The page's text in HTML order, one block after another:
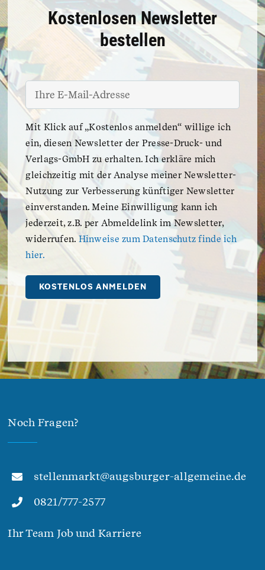
Kostenlosen Newsletter
bestellen
E-
Mail-
Adresse*
Mit Klick auf „Kostenlos anmelden“ willige ich
ein, diesen Newsletter der Presse-Druck- und
Verlags-GmbH zu erhalten. Ich erkläre mich
gleichzeitig mit der Analyse meiner Newsletter-
Nutzung zur Verbesserung künftiger Newsletter
einverstanden. Meine Einwilligung kann ich
jederzeit, z.B. per Abmeldelink im Newsletter,
widerrufen. Hinweise zum Datenschutz finde ich
hier.
KOSTENLOS ANMELDEN
Noch Fragen?
stellenmarkt@augsburger-allgemeine.de
0821/777-2577
Ihr Team Job und Karriere